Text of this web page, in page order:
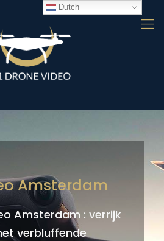
Amsterdam
Amsterdam : verrijk
verbluffende
Dutch